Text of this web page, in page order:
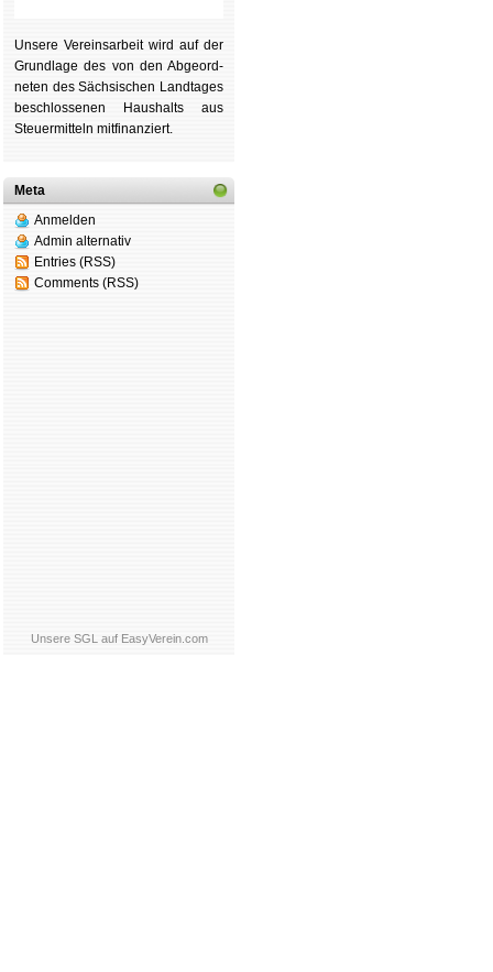
Unsere Ver­eins­ar­beit wird auf der
Grund­lage des von den Ab­ge­ord­
ne­ten des Säch­si­schen Land­tages
be­schlos­se­nen Haus­halts aus
Steu­er­mitteln mit­fi­nan­ziert.
Meta
Anmelden
Admin alternativ
Entries (RSS)
Comments (RSS)
Unsere SGL auf EasyVerein.com